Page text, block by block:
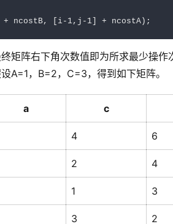
矩阵右下角次数值即为所求最少操
A=1，B=2，C=3，得到如下矩阵。
a c
4 6
2 4
1 3
3 2